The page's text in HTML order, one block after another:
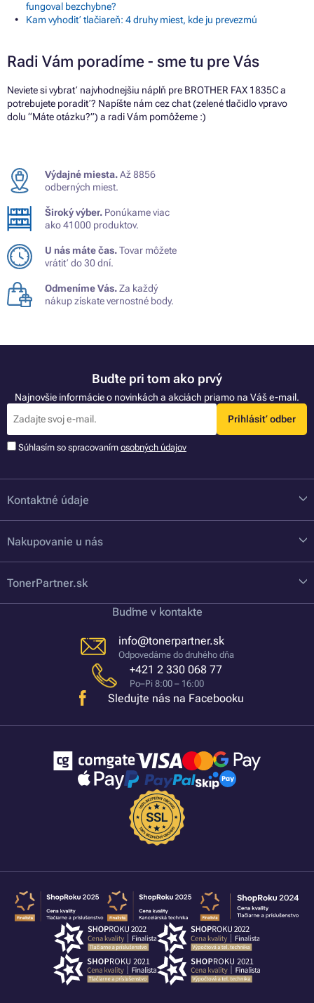
fungoval bezchybne?
Kam vyhodiť tlačiareň: 4 druhy miest, kde ju prevezmú
Radi Vám poradíme - sme tu pre Vás
Neviete si vybrať najvhodnejšiu náplň pre BROTHER FAX 1835C a
potrebujete poradiť? Napíšte nám cez chat (zelené tlačidlo vpravo
dolu “Máte otázku?”) a radi Vám pomôžeme :)
Výdajné miesta.Až 8856
odberných miest.
Široký výber. Ponúkame viac
ako 41000 produktov.
U nás máte čas.Tovar môžete
vrátiť do 30 dní.
Odmeníme Vás.Za každý
nákup získate vernostné body.
Buďte pri tom ako prvý
Najnovšie informácie o novinkách a akciách priamo na Váš e-mail.
Prihlásiť odber
Súhlasím so spracovaním osobných údajov
Kontaktné údaje
Nakupovanie u nás
TonerPartner.sk
Buďme v kontakte
info@tonerpartner.sk
Odpovedáme do druhého dňa
+421 2 330 068 77
Po–Pi 8:00 – 16:00
Sledujte nás na Facebooku